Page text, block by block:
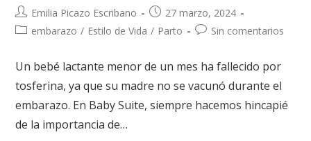
Emilia Picazo Escribano
27 marzo, 2024
embarazo / Estilo de Vida / Parto Sin comentarios
Un bebé lactante menor de un mes ha fallecido por
tosferina, ya que su madre no se vacunó durante el
embarazo. En Baby Suite, siempre hacemos hincapié
de la importancia de…